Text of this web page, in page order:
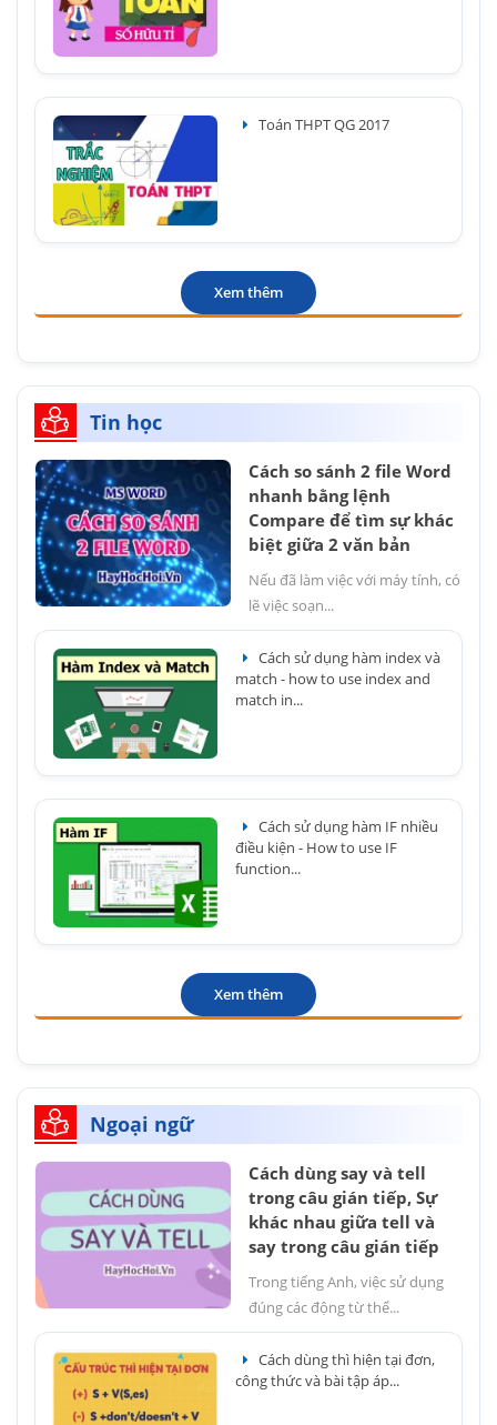
Toán THPT QG 2017
Xem thêm
Tin học
Cách so sánh 2 file Word
nhanh bằng lệnh
Compare để tìm sự khác
biệt giữa 2 văn bản
Nếu đã làm việc với máy tính, có
lẽ việc soạn...
Cách sử dụng hàm index và
match - how to use index and
match in...
Cách sử dụng hàm IF nhiều
điều kiện - How to use IF
function...
Xem thêm
Ngoại ngữ
Cách dùng say và tell
trong câu gián tiếp, Sự
khác nhau giữa tell và
say trong câu gián tiếp
Trong tiếng Anh, việc sử dụng
đúng các động từ thể...
Cách dùng thì hiện tại đơn,
công thức và bài tập áp...